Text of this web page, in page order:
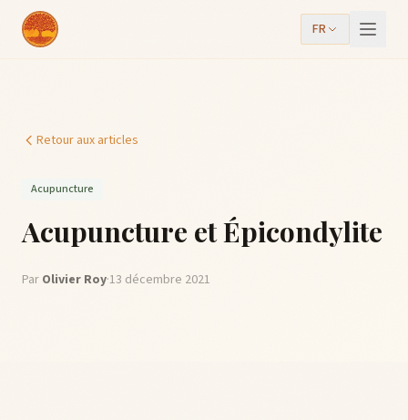
FR
Retour aux articles
Acupuncture
Acupuncture et Épicondylite
Par Olivier Roy·13 décembre 2021